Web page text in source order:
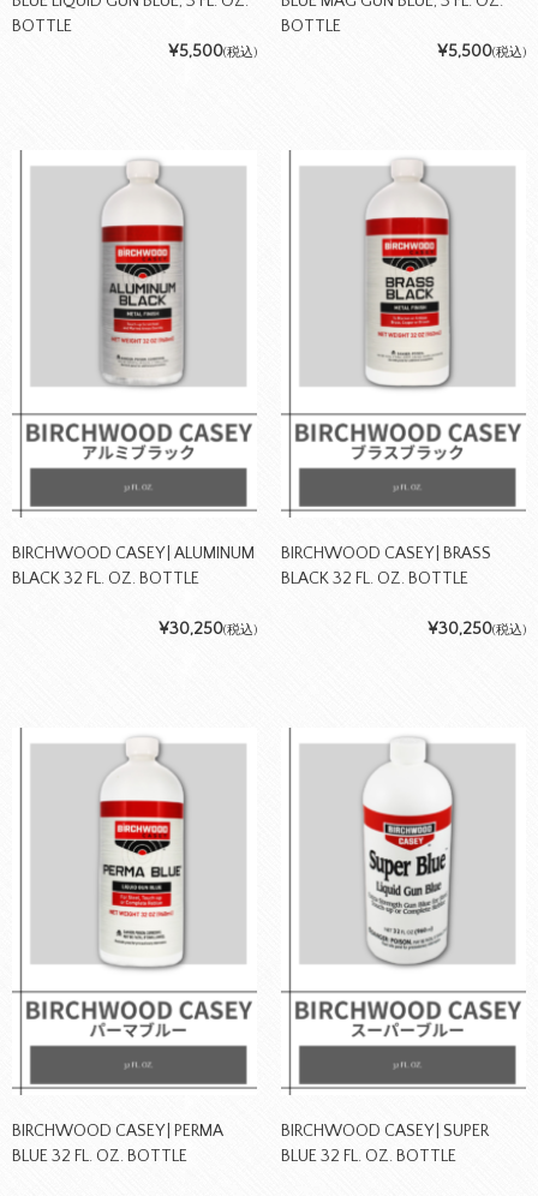
BOTTLE
¥5,500(税込)
BOTTLE
¥5,500(税込)
BIRCHWOOD CASEY | ALUMINUM
BLACK 32 FL. OZ. BOTTLE
¥30,250(税込)
BIRCHWOOD CASEY | BRASS
BLACK 32 FL. OZ. BOTTLE
¥30,250(税込)
BIRCHWOOD CASEY | PERMA
BLUE 32 FL. OZ. BOTTLE
BIRCHWOOD CASEY | SUPER
BLUE 32 FL. OZ. BOTTLE